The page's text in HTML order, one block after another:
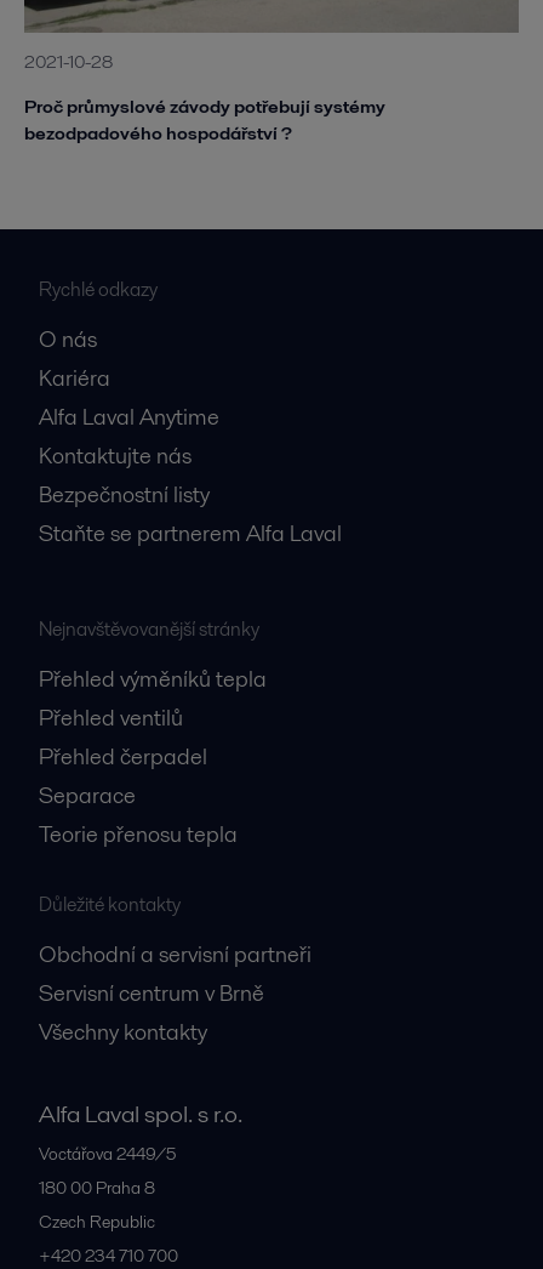
2021-10-28
Proč průmyslové závody potřebují systémy
bezodpadového hospodářství ?
Rychlé odkazy
O nás
Kariéra
Alfa Laval Anytime
Kontaktujte nás
Bezpečnostní listy
Staňte se partnerem Alfa Laval
Nejnavštěvovanější stránky
Přehled výměníků tepla
Přehled ventilů
Přehled čerpadel
Separace
Teorie přenosu tepla
Důležité kontakty
Obchodní a servisní partneři
Servisní centrum v Brně
Všechny kontakty
Alfa Laval spol. s r.o.
Voctářova 2449/5
180 00 Praha 8
Czech Republic
+420 234 710 700